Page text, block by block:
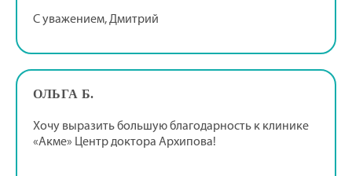
С уважением, Дмитрий
ОЛЬГА Б.
Хочу выразить большую благодарность к клинике
«Акме» Центр доктора Архипова!